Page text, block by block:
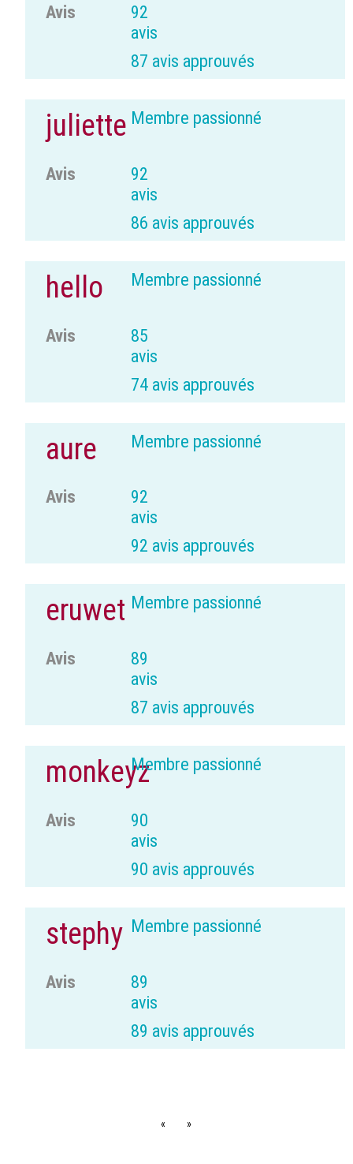
Avis
92
avis
87 avis approuvés
juliette Membre passionné
Avis
92
avis
86 avis approuvés
hello Membre passionné
Avis
85
avis
74 avis approuvés
aure Membre passionné
Avis
92
avis
92 avis approuvés
eruwet Membre passionné
Avis
89
avis
87 avis approuvés
monkeyzMembre passionné
Avis
90
avis
90 avis approuvés
stephy Membre passionné
Avis
89
avis
89 avis approuvés
« »